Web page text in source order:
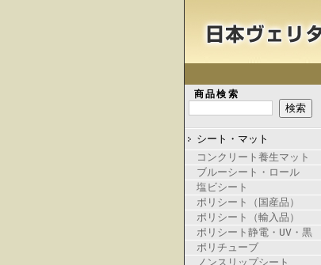
商品検索
シート・マット
コンクリート養生マット
ブルーシート・ロール
塩ビシート
ポリシート（国産品）
ポリシート（輸入品）
ポリシート静電・UV・黒
ポリチューブ
ノンスリップシート